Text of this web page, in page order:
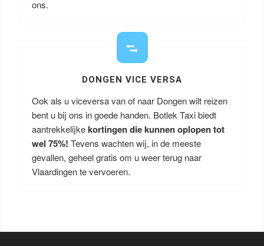
ons.
DONGEN VICE VERSA
Ook als u viceversa van of naar Dongen wilt reizen
bent u bij ons in goede handen. Botlek Taxi biedt
aantrekkelijkekortingen die kunnen oplopen tot
wel 75%! Tevens wachten wij, in de meeste
gevallen, geheel gratis om u weer terug naar
Vlaardingen te vervoeren.